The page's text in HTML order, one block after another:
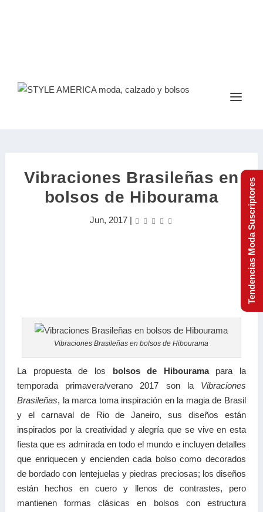
Vibraciones Brasileñas en
bolsos de Hibourama
Jun, 2017|
Vibraciones Brasileñas en bolsos de Hibourama
La propuesta de los bolsos de Hibouramapara la
temporada primavera/verano 2017 son la Vibraciones
Brasileñas, la marca toma inspiración en la magia de Brasil
y el carnaval de Rio de Janeiro, sus diseños están
inspirados por la creatividad y alegría que se vive en esta
fiesta que es admirada en todo el mundo e incluyen detalles
que enriquecen y encienden cada bolso como decorados
de bordado con lentejuelas y piedras preciosas; los diseños
están hechos en cuero y llenos de contrastes, pero
mantienen formas clásicas en bolsos con estructura
Tendencias Moda Suscriptores